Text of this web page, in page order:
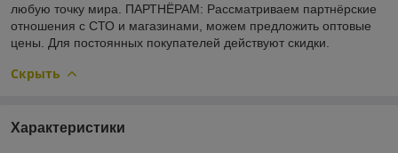
любую точку мира. ПАРТНЁРАМ: Рассматриваем партнёрские
отношения с СТО и магазинами, можем предложить оптовые
цены. Для постоянных покупателей действуют скидки.
Скрыть
Характеристики